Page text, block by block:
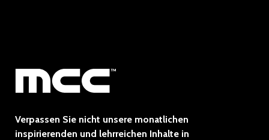
Verpassen Sie nicht unsere monatlichen
inspirierenden und lehrreichen Inhalte in